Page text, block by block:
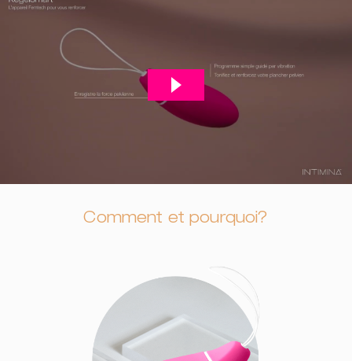
Comment et pourquoi?